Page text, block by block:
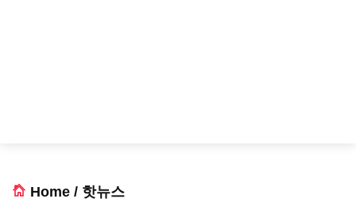
Home / 핫뉴스